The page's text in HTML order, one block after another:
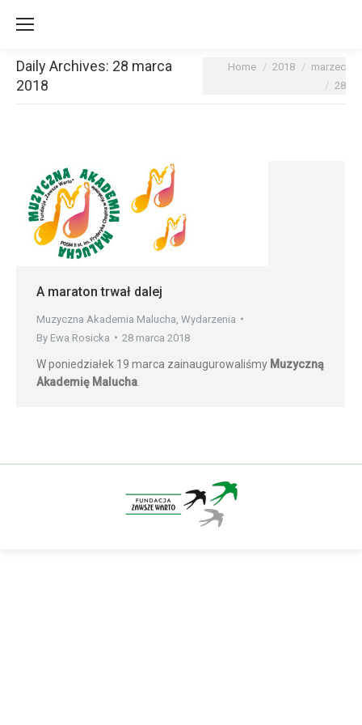
Daily Archives: 28 marca
2018
You are here:
Home 2018
marzec
28
A maraton trwał dalej
Muzyczna Akademia Malucha Wydarzenia
By Ewa Rosicka 28 marca 2018
W poniedziałek 19 marca zainaugurowaliśmy Muzyczną
Akademię Malucha